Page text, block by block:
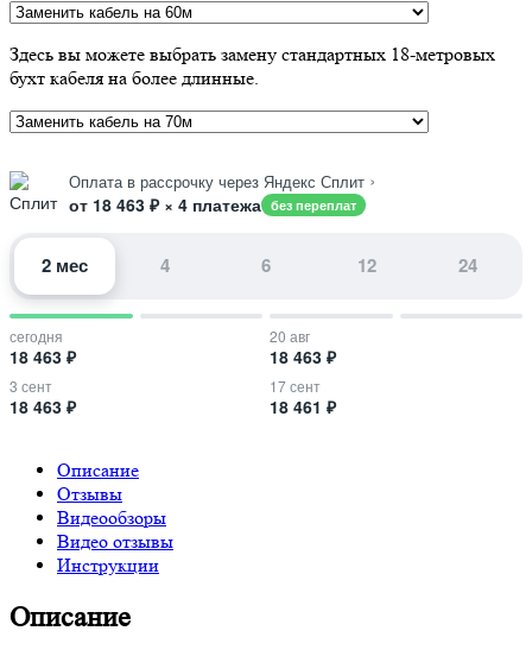
Здесь вы можете выбрать замену стандартных 18-метровых
бухт кабеля на более длинные.
Оплата в рассрочку через Яндекс Сплит ›
от 18 463 ₽ × 4 платежа без переплат
2 мес 4 6 12 24
сегодня
18 463 ₽
20 авг
18 463 ₽
3 сент
18 463 ₽
17 сент
18 461 ₽
Описание
Отзывы
Видеообзоры
Видео отзывы
Инструкции
Описание